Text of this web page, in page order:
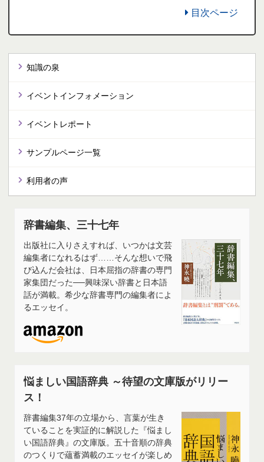
目次ページ
知識の泉
イベントインフォメーション
イベントレポート
サンプルページ一覧
利用者の声
辞書編集、三十七年
出版社に入りさえすれば、いつかは文芸
編集者になれるはず……そんな想いで飛
び込んだ会社は、日本屈指の辞書の専門
家集団だった──興味深い辞書と日本語
話が満載。希少な辞書専門の編集者によ
るエッセイ。
悩ましい国語辞典 ～待望の文庫版がリリー
ス！
辞書編集37年の立場から、言葉が生き
ていることを実証的に解説した『悩まし
い国語辞典』の文庫版。五十音順の辞典
のつくりで蘊蓄満載のエッセイが楽しめ